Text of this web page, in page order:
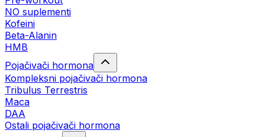
NO suplementi
Kofeini
Beta-Alanin
HMB
Pojačivači hormona
Kompleksni pojačivači hormona
Tribulus Terrestris
Maca
DAA
Ostali pojačivači hormona